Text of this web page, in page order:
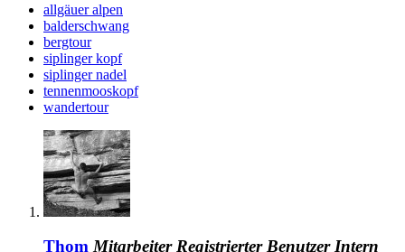
allgäuer alpen
balderschwang
bergtour
siplinger kopf
siplinger nadel
tennenmooskopf
wandertour
Thom Mitarbeiter Registrierter Benutzer Intern